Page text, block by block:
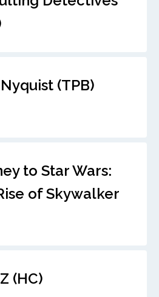
(TPB)
to Star Wars:
of Skywalker
(HC)